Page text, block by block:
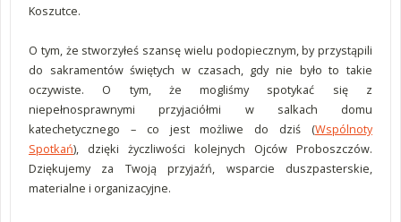
Koszutce.
O tym, że stworzyłeś szansę wielu podopiecznym, by przystąpili
do sakramentów świętych w czasach, gdy nie było to takie
oczywiste. O tym, że mogliśmy spotykać się z
niepełnosprawnymi przyjaciółmi w salkach domu
katechetycznego – co jest możliwe do dziś (Wspólnoty
Spotkań), dzięki życzliwości kolejnych Ojców Proboszczów.
Dziękujemy za Twoją przyjaźń, wsparcie duszpasterskie,
materialne i organizacyjne.